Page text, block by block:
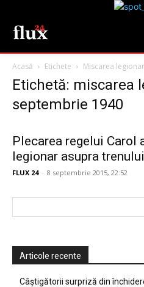
Acasă Etichete Miscarea
Etichetă: miscarea
septembrie 1940
Plecarea regelui Carol
legionar asupra
FLUX 24 - 8 septembrie 2015, 22:52
Articole recente
Câștigătorii surpriză din